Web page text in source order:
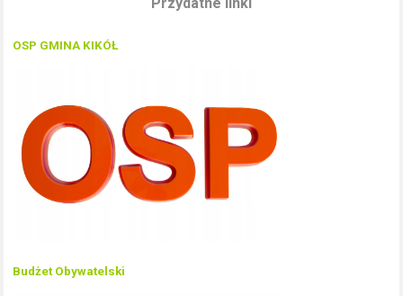
OSP GMINA KIKÓŁ
Budżet Obywatelski